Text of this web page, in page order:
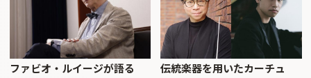
ファビオ・ルイージが語る
伝統楽器を用いたカーチュ